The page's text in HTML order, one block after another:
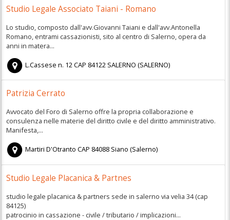
Studio Legale Associato Taiani - Romano
Lo studio, composto dall'avv.Giovanni Taiani e dall'avv.Antonella
Romano, entrami cassazionisti, sito al centro di Salerno, opera da
anni in matera...
L.Cassese n. 12CAP 84122 SALERNO (SALERNO)
Patrizia Cerrato
Avvocato del Foro di Salerno offre la propria collaborazione e
consulenza nelle materie del diritto civile e del diritto amministrativo.
Manifesta,...
Martiri D'Otranto CAP 84088 Siano (Salerno)
Studio Legale Placanica & Partnes
studio legale placanica & partners sede in salerno via velia 34 (cap
84125)
patrocinio in cassazione - civile / tributario / implicazioni...